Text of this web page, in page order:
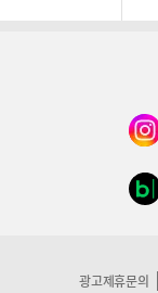
광고제휴문의